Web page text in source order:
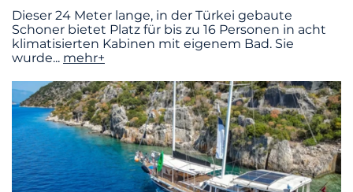
Dieser 24 Meter lange, in der Türkei gebaute
Schoner bietet Platz für bis zu 16 Personen in acht
klimatisierten Kabinen mit eigenem Bad. Sie
wurde... mehr+